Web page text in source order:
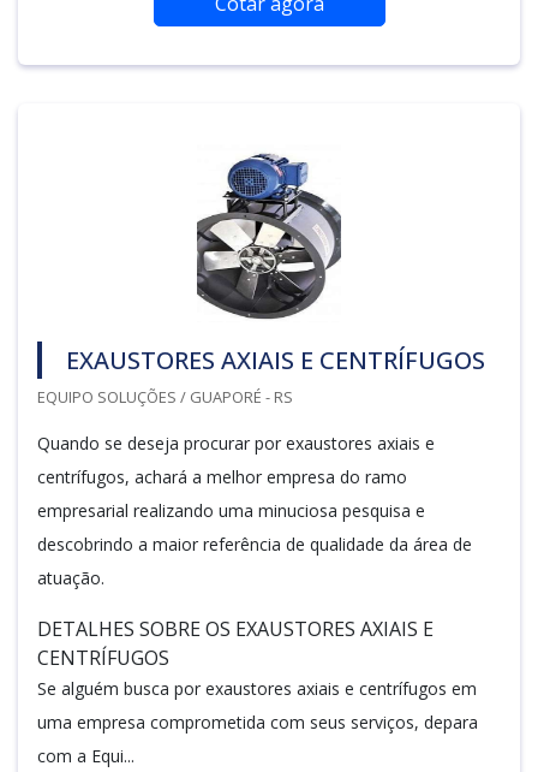
EXAUSTORES AXIAIS E CENTRÍFUGOS
EQUIPO SOLUÇÕES / GUAPORÉ - RS
Quando se deseja procurar por exaustores axiais e
centrífugos, achará a melhor empresa do ramo
empresarial realizando uma minuciosa pesquisa e
descobrindo a maior referência de qualidade da área de
atuação.
DETALHES SOBRE OS EXAUSTORES AXIAIS E
CENTRÍFUGOS
Se alguém busca por exaustores axiais e centrífugos em
uma empresa comprometida com seus serviços, depara
com a Equi...